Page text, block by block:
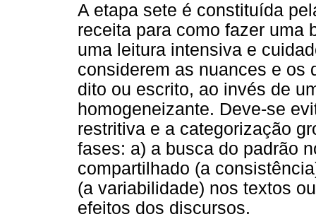
A etapa sete é constituída
receita para como fazer uma
uma leitura intensiva e
considerem as nuances e os
dito ou escrito, ao invés de
homogeneizante. Deve-se
restritiva e a categorização
fases: a) a busca do padrão
compartilhado (a
(a variabilidade) nos textos
efeitos dos discursos.